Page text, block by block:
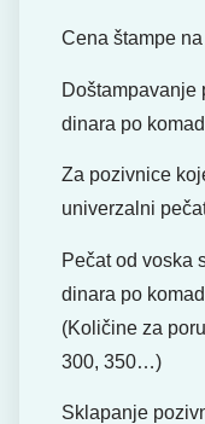
Cena štampe
Doštampavanje
dinara po
Za pozivnice
univerzalni
Pečat od voska
dinara po
(Količine za
300, 350…)
Sklapanje